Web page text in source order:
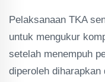
Pelaksanaan TKA
untuk mengukur
setelah menempuh
diperoleh